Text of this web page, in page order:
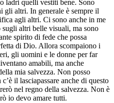
ladri quelli vestiti bene. Sono
gli altri. In generale è sempre il
agli altri. Ci sono anche in me
altri belle visuali, ma sono
spirito di fede che possa
di Dio. Allora scompaiono i
gli uomini e le donne per far
amabili, ma anche
mia salvezza. Non posso
il lasciapassare anche di questo
nel regno della salvezza. Non è
io devo amare tutti.